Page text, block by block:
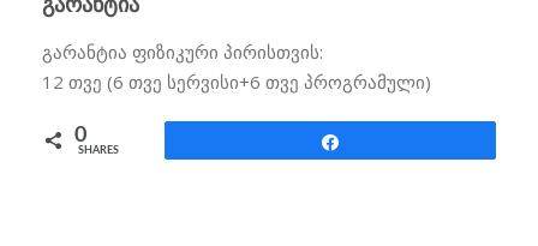
გარანტია ფიზიკური პირისთვის:
12 თვე (6 თვე სერვისი+6 თვე პროგრამული)
0
SHARES